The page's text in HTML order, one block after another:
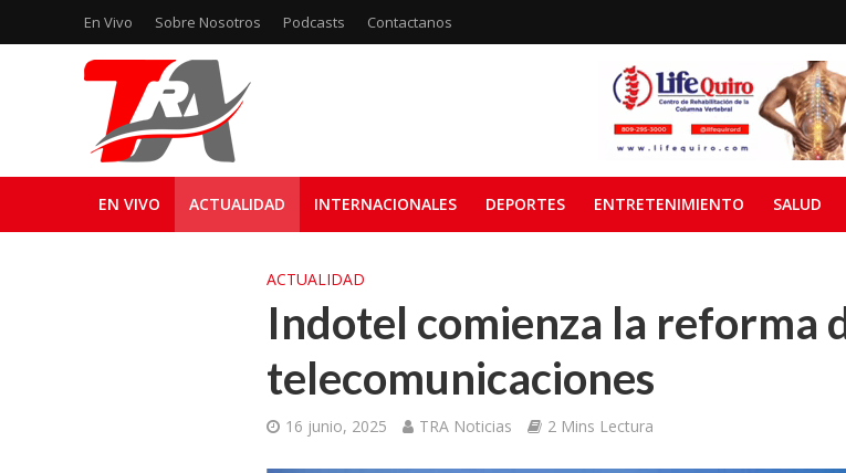
En Vivo Sobre Nosotros Podcasts Contactanos
EN VIVO ACTUALIDAD INTERNACIONALES DEPORTES ENTRETENIMIENTO SALUD
ACTUALIDAD
Indotel comienza la reforma
telecomunicaciones
16 junio, 2025 TRA Noticias 2 Mins Lectura